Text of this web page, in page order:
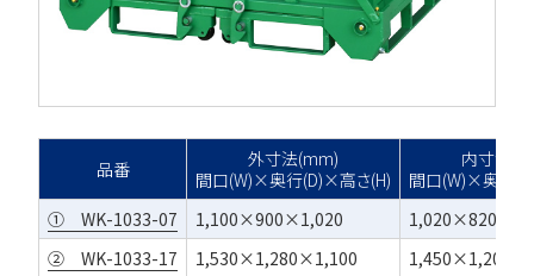
品番
外寸法(mm)
間口(W)×奥行(D)×高さ(H)
内寸法
間口(W)×奥行
① WK-1033-07
1,100×900×1,020
② WK-1033-17
1,530×1,280×1,100